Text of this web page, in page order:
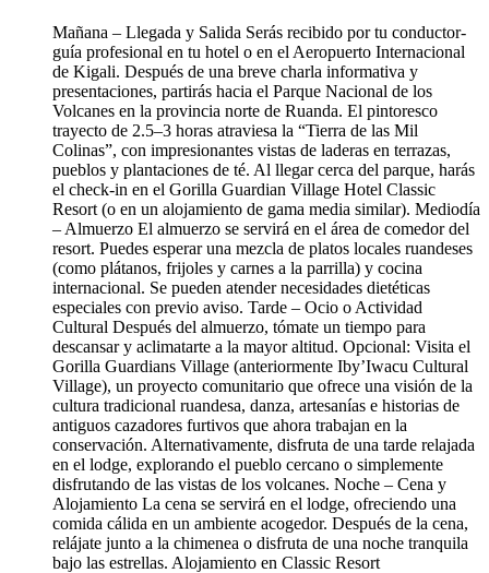
Mañana – Llegada y Salida Serás recibido por tu conductor-
guía profesional en tu hotel o en el Aeropuerto Internacional
de Kigali. Después de una breve charla informativa y
presentaciones, partirás hacia el Parque Nacional de los
Volcanes en la provincia norte de Ruanda. El pintoresco
trayecto de 2.5–3 horas atraviesa la “Tierra de las Mil
Colinas”, con impresionantes vistas de laderas en terrazas,
pueblos y plantaciones de té. Al llegar cerca del parque, harás
el check-in en el Gorilla Guardian Village Hotel Classic
Resort (o en un alojamiento de gama media similar). Mediodía
– Almuerzo El almuerzo se servirá en el área de comedor del
resort. Puedes esperar una mezcla de platos locales ruandeses
(como plátanos, frijoles y carnes a la parrilla) y cocina
internacional. Se pueden atender necesidades dietéticas
especiales con previo aviso. Tarde – Ocio o Actividad
Cultural Después del almuerzo, tómate un tiempo para
descansar y aclimatarte a la mayor altitud. Opcional: Visita el
Gorilla Guardians Village (anteriormente Iby’Iwacu Cultural
Village), un proyecto comunitario que ofrece una visión de la
cultura tradicional ruandesa, danza, artesanías e historias de
antiguos cazadores furtivos que ahora trabajan en la
conservación. Alternativamente, disfruta de una tarde relajada
en el lodge, explorando el pueblo cercano o simplemente
disfrutando de las vistas de los volcanes. Noche – Cena y
Alojamiento La cena se servirá en el lodge, ofreciendo una
comida cálida en un ambiente acogedor. Después de la cena,
relájate junto a la chimenea o disfruta de una noche tranquila
bajo las estrellas. Alojamiento en Classic Resort